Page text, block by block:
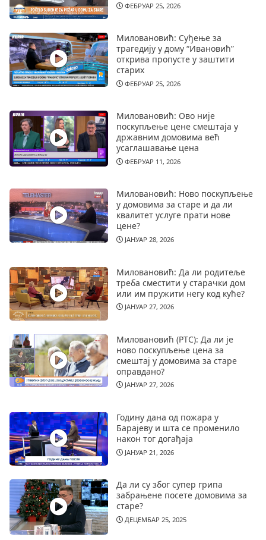
ФЕБРУАР 25, 2026
Миловановић: Суђење за
трагедију у дому “Ивановић”
открива пропусте у заштити
старих
ФЕБРУАР 25, 2026
Миловановић: Ово није
поскупљење цене смештаја у
државним домовима већ
усаглашавање цена
ФЕБРУАР 11, 2026
Миловановић: Ново поскупљење
у домовима за старе и да ли
квалитет услуге прати нове
цене?
ЈАНУАР 28, 2026
Миловановић: Да ли родитеље
треба сместити у старачки дом
или им пружити негу код куће?
ЈАНУАР 27, 2026
Миловановић (РТС): Да ли је
ново поскупљење цена за
смештај у домовима за старе
оправдано?
ЈАНУАР 27, 2026
Годину дана од пожара у
Барајеву и шта се променило
након тог догађаја
ЈАНУАР 21, 2026
Да ли су због супер грипа
забрањене посете домовима за
старе?
ДЕЦЕМБАР 25, 2025